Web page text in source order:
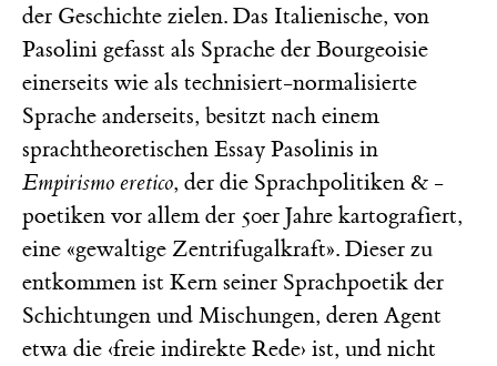
der Geschichte zielen. Das Italienische, von
Pasolini gefasst als Sprache der Bourgeoisie
einerseits wie als technisiert-normalisierte
Sprache anderseits, besitzt nach einem
sprachtheoretischen Essay Pasolinis in
Empirismo eretico, der die Sprachpolitiken & -
poetiken vor allem der 50er Jahre kartografiert,
eine «gewaltige Zentrifugalkraft». Dieser zu
entkommen ist Kern seiner Sprachpoetik der
Schichtungen und Mischungen, deren Agent
etwa die ‹freie indirekte Rede› ist, und nicht